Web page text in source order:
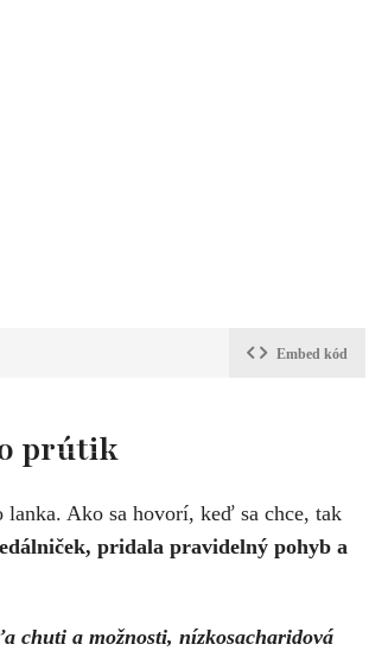
Embed kód
prútik
Ako sa hovorí, keď sa chce, tak
pridala pravidelný pohyb a
chuti a možnosti, nízkosacharidová